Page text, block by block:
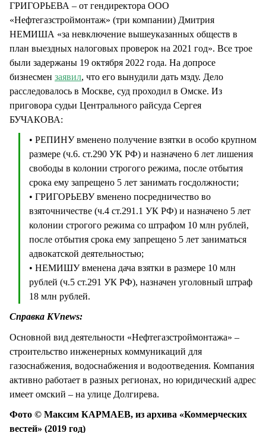
ГРИГОРЬЕВА – от гендиректора ООО
«Нефтегазстроймонтаж» (три компании) Дмитрия
НЕМИША «за невключение вышеуказанных обществ в
план выездных налоговых проверок на 2021 год». Все трое
были задержаны 19 октября 2022 года. На допросе
бизнесмен заявил, что его вынудили дать мзду. Дело
расследовалось в Москве, суд проходил в Омске. Из
приговора судьи Центрального райсуда Сергея
БУЧАКОВА:
• РЕПИНУ вменено получение взятки в особо крупном
размере (ч.6. ст.290 УК РФ) и назначено 6 лет лишения
свободы в колонии строгого режима, после отбытия
срока ему запрещено 5 лет занимать госдолжности;
• ГРИГОРЬЕВУ вменено посредничество во
взяточничестве (ч.4 ст.291.1 УК РФ) и назначено 5 лет
колонии строгого режима со штрафом 10 млн рублей,
после отбытия срока ему запрещено 5 лет заниматься
адвокатской деятельностью;
• НЕМИШУ вменена дача взятки в размере 10 млн
рублей (ч.5 ст.291 УК РФ), назначен уголовный штраф
18 млн рублей.
Справка KVnews:
Основной вид деятельности «Нефтегазстроймонтажа» –
строительство инженерных коммуникаций для
газоснабжения, водоснабжения и водоотведения. Компания
активно работает в разных регионах, но юридический адрес
имеет омский – на улице Долгирева.
Фото © Максим КАРМАЕВ, из архива «Коммерческих
вестей» (2019 год)